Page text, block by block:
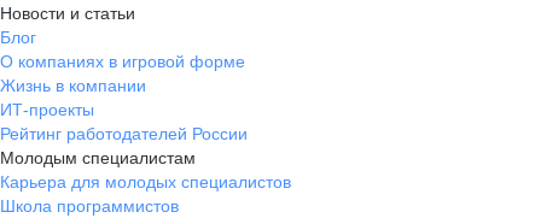
Новости и статьи
Блог
О компаниях в игровой форме
Жизнь в компании
ИТ-проекты
Рейтинг работодателей России
Молодым специалистам
Карьера для молодых специалистов
Школа программистов